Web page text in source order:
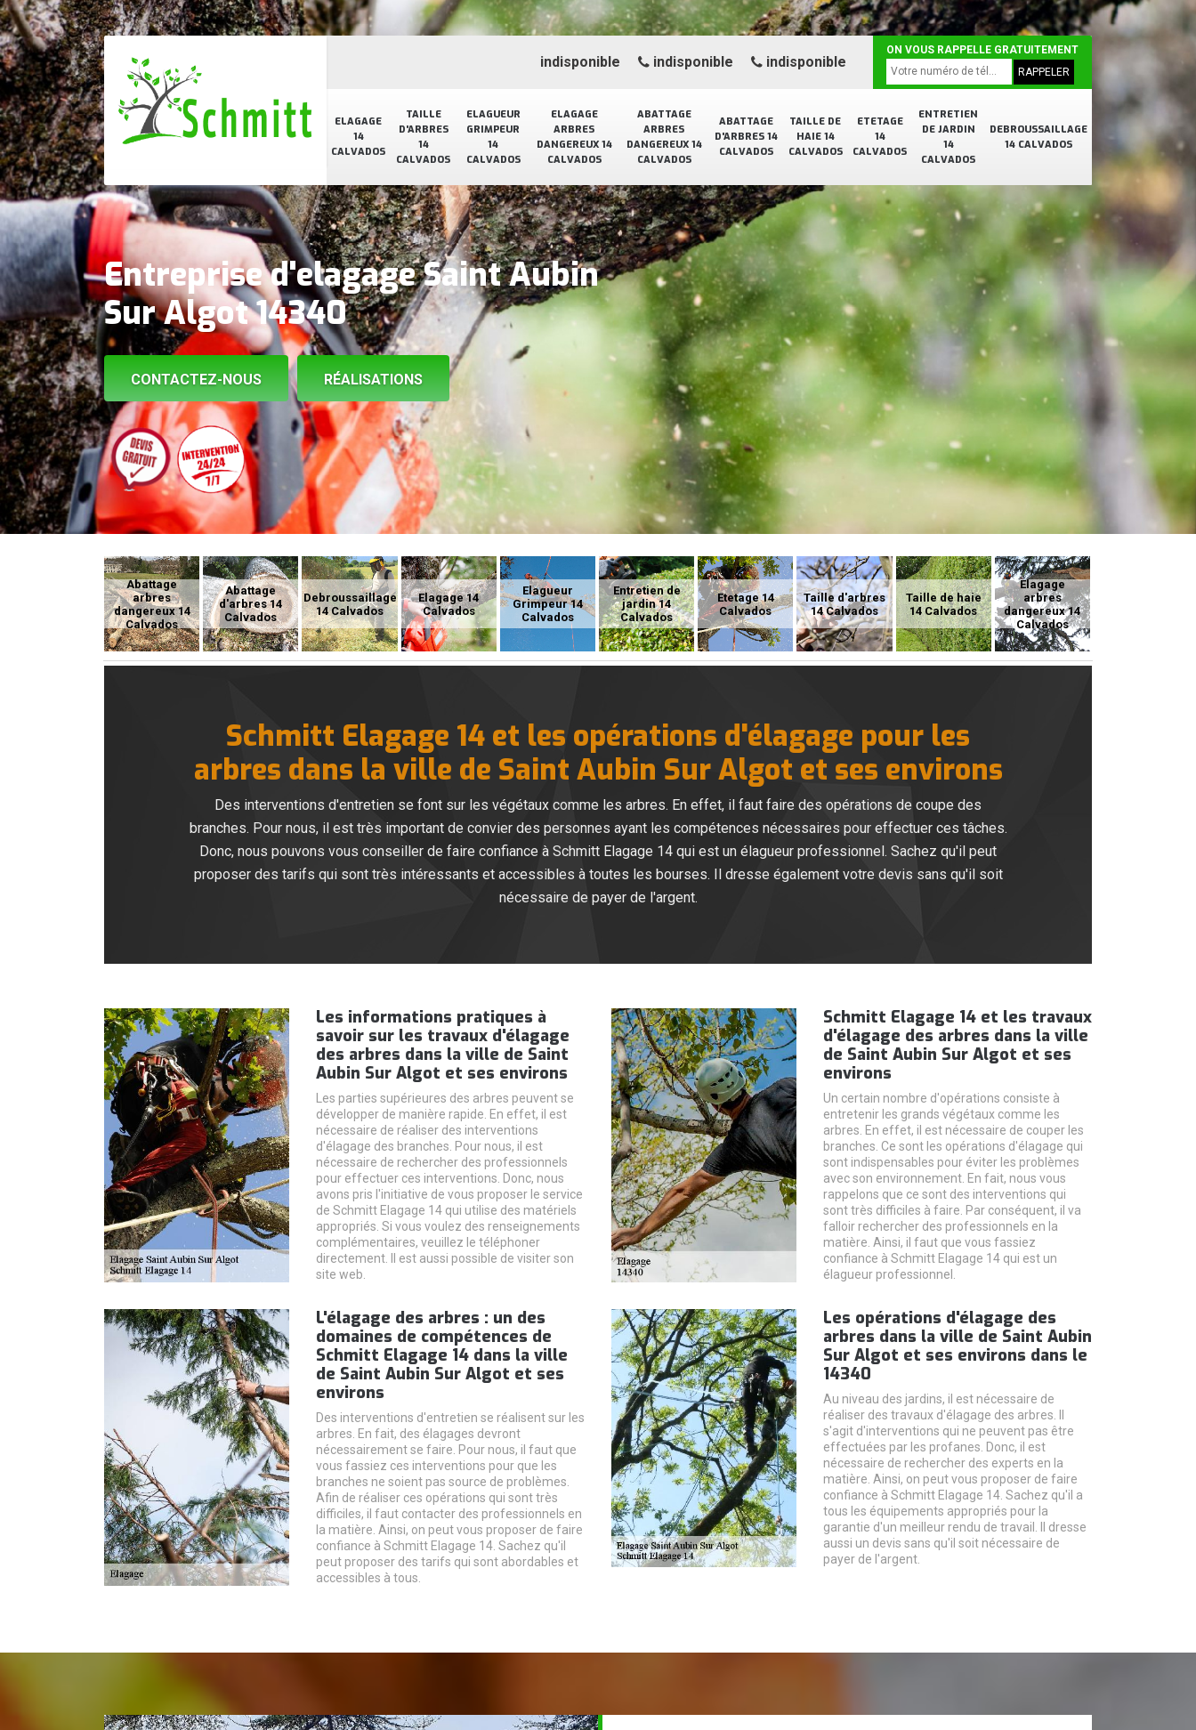
ELAGAGE
14
CALVADOS
TAILLE
D'ARBRES
14
CALVADOS
ELAGUEUR
GRIMPEUR
14
CALVADOS
ELAGAGE
ARBRES
DANGEREUX 14
CALVADOS
ABATTAGE
ARBRES
DANGEREUX 14
CALVADOS
ABATTAGE
D'ARBRES 14
CALVADOS
TAILLE DE
HAIE 14
CALVADOS
ETETAGE
14
CALVADOS
ENTRETIEN
DE JARDIN
14
CALVADOS
DEBROUSSAILLAGE
14 CALVADOS
indisponible indisponible indisponible
ON VOUS RAPPELLE GRATUITEMENT
Entreprise d'elagage Saint Aubin
Sur Algot 14340
CONTACTEZ-NOUS RÉALISATIONS
Abattage
arbres
dangereux 14
Calvados
Abattage
d'arbres 14
Calvados
Debroussaillage
14 Calvados
Elagage 14
Calvados
Elagueur
Grimpeur 14
Calvados
Entretien de
jardin 14
Calvados
Etetage 14
Calvados
Taille d'arbres
14 Calvados
Taille de haie
14 Calvados
Elagage
arbres
dangereux 14
Calvados
Schmitt Elagage 14 et les opérations d'élagage pour les
arbres dans la ville de Saint Aubin Sur Algot et ses environs
Des interventions d'entretien se font sur les végétaux comme les arbres. En effet, il faut faire des opérations de coupe des
branches. Pour nous, il est très important de convier des personnes ayant les compétences nécessaires pour effectuer ces tâches.
Donc, nous pouvons vous conseiller de faire confiance à Schmitt Elagage 14 qui est un élagueur professionnel. Sachez qu'il peut
proposer des tarifs qui sont très intéressants et accessibles à toutes les bourses. Il dresse également votre devis sans qu'il soit
nécessaire de payer de l'argent.
Les informations pratiques à
savoir sur les travaux d'élagage
des arbres dans la ville de Saint
Aubin Sur Algot et ses environs
Les parties supérieures des arbres peuvent se
développer de manière rapide. En effet, il est
nécessaire de réaliser des interventions
d'élagage des branches. Pour nous, il est
nécessaire de rechercher des professionnels
pour effectuer ces interventions. Donc, nous
avons pris l'initiative de vous proposer le service
de Schmitt Elagage 14 qui utilise des matériels
appropriés. Si vous voulez des renseignements
complémentaires, veuillez le téléphoner
directement. Il est aussi possible de visiter son
site web.
Schmitt Elagage 14 et les travaux
d'élagage des arbres dans la ville
de Saint Aubin Sur Algot et ses
environs
Un certain nombre d'opérations consiste à
entretenir les grands végétaux comme les
arbres. En effet, il est nécessaire de couper les
branches. Ce sont les opérations d'élagage qui
sont indispensables pour éviter les problèmes
avec son environnement. En fait, nous vous
rappelons que ce sont des interventions qui
sont très difficiles à faire. Par conséquent, il va
falloir rechercher des professionnels en la
matière. Ainsi, il faut que vous fassiez
confiance à Schmitt Elagage 14 qui est un
élagueur professionnel.
L'élagage des arbres : un des
domaines de compétences de
Schmitt Elagage 14 dans la ville
de Saint Aubin Sur Algot et ses
environs
Des interventions d'entretien se réalisent sur les
arbres. En fait, des élagages devront
nécessairement se faire. Pour nous, il faut que
vous fassiez ces interventions pour que les
branches ne soient pas source de problèmes.
Afin de réaliser ces opérations qui sont très
difficiles, il faut contacter des professionnels en
la matière. Ainsi, on peut vous proposer de faire
confiance à Schmitt Elagage 14. Sachez qu'il
peut proposer des tarifs qui sont abordables et
accessibles à tous.
Les opérations d'élagage des
arbres dans la ville de Saint Aubin
Sur Algot et ses environs dans le
14340
Au niveau des jardins, il est nécessaire de
réaliser des travaux d'élagage des arbres. Il
s'agit d'interventions qui ne peuvent pas être
effectuées par les profanes. Donc, il est
nécessaire de rechercher des experts en la
matière. Ainsi, on peut vous proposer de faire
confiance à Schmitt Elagage 14. Sachez qu'il a
tous les équipements appropriés pour la
garantie d'un meilleur rendu de travail. Il dresse
aussi un devis sans qu'il soit nécessaire de
payer de l'argent.